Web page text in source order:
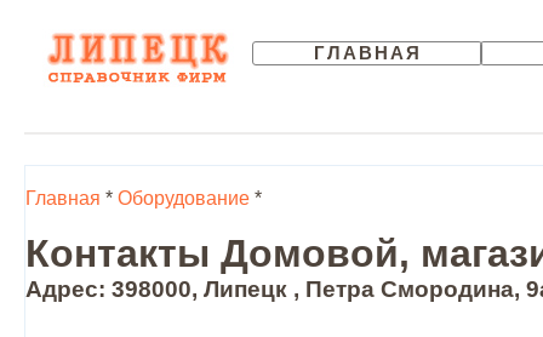
ГЛАВНАЯ
Главная * Оборудование *
Контакты Домовой,
Адрес: 398000, Липецк , Петра Смородина,